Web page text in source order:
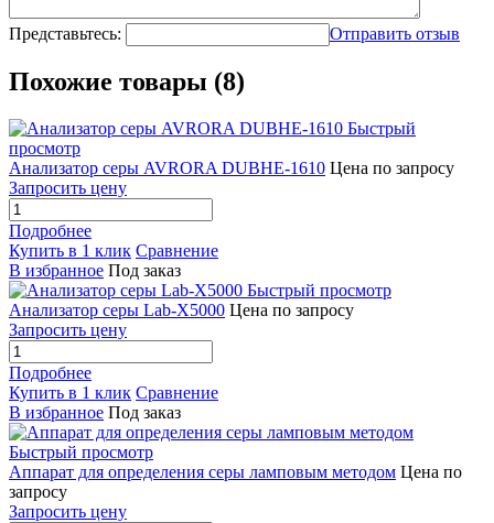
Представьтесь: Отправить отзыв
Похожие товары (8)
Быстрый
просмотр
Анализатор серы AVRORA DUBHE-1610 Цена по запросу
Запросить цену
Подробнее
Купить в 1 клик Сравнение
В избранное Под заказ
Быстрый просмотр
Анализатор серы Lab-X5000 Цена по запросу
Запросить цену
Подробнее
Купить в 1 клик Сравнение
В избранное Под заказ
Быстрый просмотр
Аппарат для определения серы ламповым методом Цена по
запросу
Запросить цену